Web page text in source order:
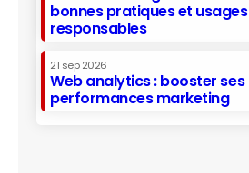
bonnes pratiques et usages
responsables
21 sep 2026
Web analytics : booster ses
performances marketing